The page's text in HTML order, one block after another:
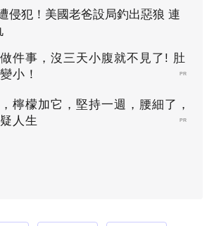
侵犯！美國老爸設局釣出惡狼 連
件事，沒三天小腹就不見了! 肚
小！
PR
檸檬加它，堅持一週，腰細了，
人生
PR